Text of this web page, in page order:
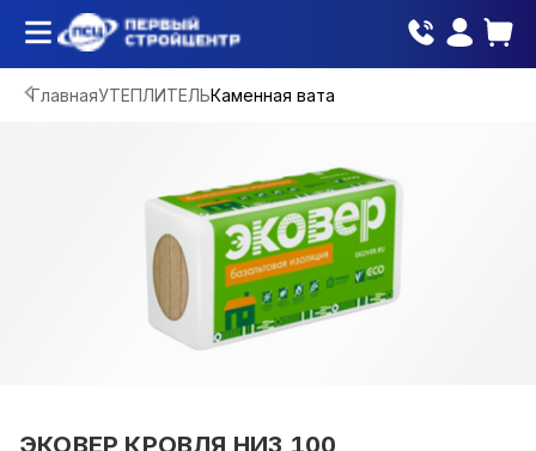
ГлавнаяУТЕПЛИТЕЛЬКаменная вата
ЭКОВЕР КРОВЛЯ НИЗ 100